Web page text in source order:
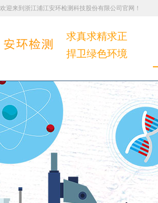
欢迎来到浙江浦江安环检测科技股份有限公司官网！
求真求精求正
捍卫绿色环境